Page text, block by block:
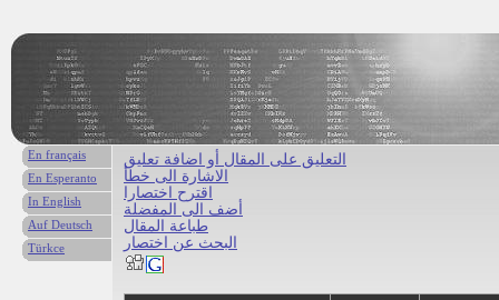
التعليق على المقال أو اضافة تعليق
الاشارة الى خطأ
اقترح اختصارا
أضف الى المفضلة
طباعة المقال
البحث عن اختصار
En français
En Esperanto
In English
Auf Deutsch
Türkce